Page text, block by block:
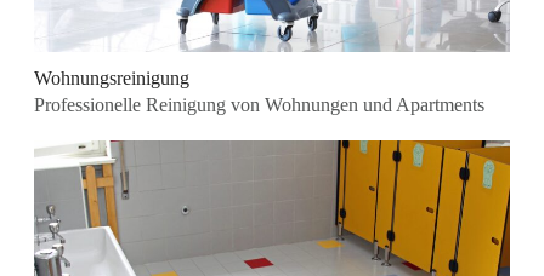
Wohnungsreinigung
Professionelle Reinigung von Wohnungen und Apartments